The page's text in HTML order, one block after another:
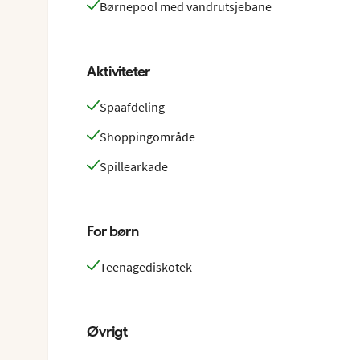
Børnepool med vandrutsjebane
Aktiviteter
Spaafdeling
Shoppingområde
Spillearkade
For børn
Teenagediskotek
Øvrigt